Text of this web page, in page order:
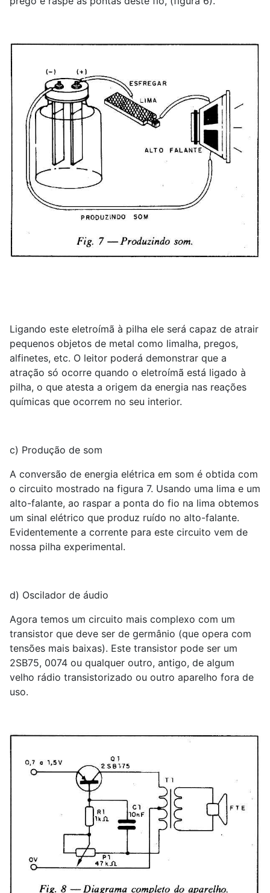
Ligando este eletroímã à pilha ele será capaz de atrair
pequenos objetos de metal como limalha, pregos,
alfinetes, etc. O leitor poderá demonstrar que a
atração só ocorre quando o eletroímã está ligado à
pilha, o que atesta a origem da energia nas reações
químicas que ocorrem no seu interior.
c) Produção de som
A conversão de energia elétrica em som é obtida com
o circuito mostrado na figura 7. Usando uma lima e um
alto-falante, ao raspar a ponta do fio na lima obtemos
um sinal elétrico que produz ruído no alto-falante.
Evidentemente a corrente para este circuito vem de
nossa pilha experimental.
d) Oscilador de áudio
Agora temos um circuito mais complexo com um
transistor que deve ser de germânio (que opera com
tensões mais baixas). Este transistor pode ser um
2SB75, 0074 ou qualquer outro, antigo, de algum
velho rádio transistorizado ou outro aparelho fora de
uso.